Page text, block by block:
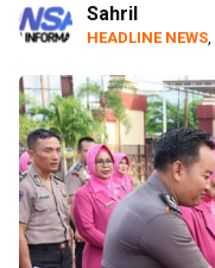
Sahril
HEADLINE NEWS